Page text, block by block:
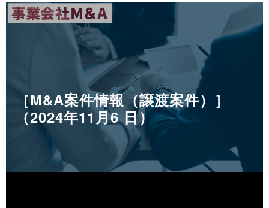
［M&A案件情報（譲渡案件）］
（2024年11月6 日）